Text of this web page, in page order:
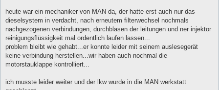
heute war ein mechaniker von MAN da, der hatte erst auch nur das
dieselsystem in verdacht, nach erneutem filterwechsel nochmals
nachgezogenen verbindungen, durchblasen der leitungen und ner injektor
reinigungsflüssigkeit mal ordentlich laufen lassen...
problem bleibt wie gehabt...er konnte leider mit seinem auslesegerät
keine verbindung herstellen...wir haben auch nochmal die
motorstauklappe kontrolliert...
ich musste leider weiter und der lkw wurde in die MAN werkstatt